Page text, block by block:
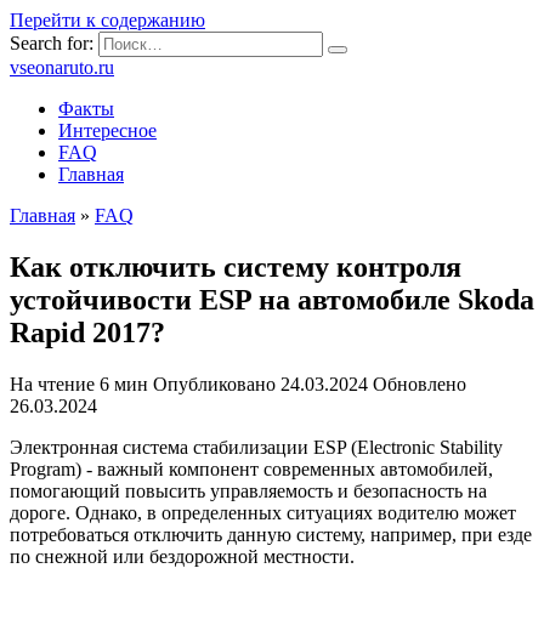
Перейти к содержанию
Search for:
vseonaruto.ru
Факты
Интересное
FAQ
Главная
Главная » FAQ
Как отключить систему контроля
устойчивости ESP на автомобиле Skoda
Rapid 2017?
На чтение 6 мин Опубликовано 24.03.2024 Обновлено
26.03.2024
Электронная система стабилизации ESP (Electronic Stability
Program) - важный компонент современных автомобилей,
помогающий повысить управляемость и безопасность на
дороге. Однако, в определенных ситуациях водителю может
потребоваться отключить данную систему, например, при езде
по снежной или бездорожной местности.